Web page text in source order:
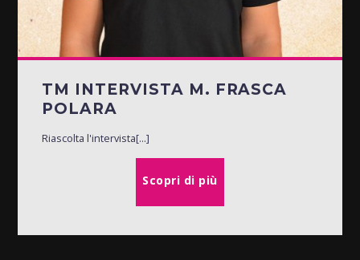
TM INTERVISTA M. FRASCA
POLARA
Riascolta l'intervista[...]
Scopri di più